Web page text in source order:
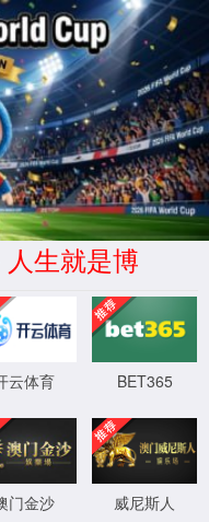
| 中文
资料汇总